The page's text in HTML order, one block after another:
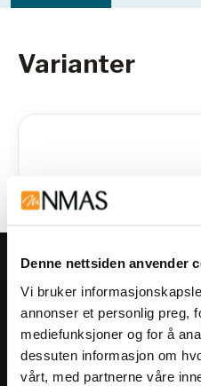
Denne nettsiden anvender
Vi bruker
annonser et personlig preg,
mediefunksjoner og for å
dessuten informasjon om
vårt, med partnerne våre
Varianter
Meld deg på vårt
Få informasjon om
arrangementer og